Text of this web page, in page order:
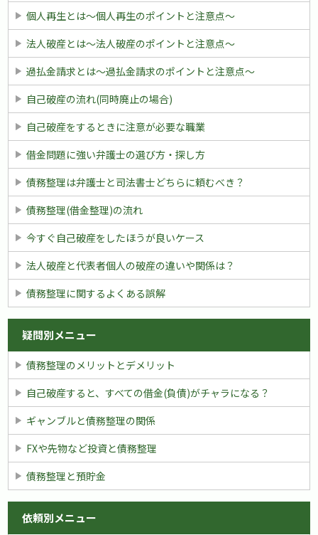
個人再生とは〜個人再生のポイントと注意点〜
法人破産とは〜法人破産のポイントと注意点〜
過払金請求とは〜過払金請求のポイントと注意点〜
自己破産の流れ(同時廃止の場合)
自己破産をするときに注意が必要な職業
借金問題に強い弁護士の選び方・探し方
債務整理は弁護士と司法書士どちらに頼むべき？
債務整理(借金整理)の流れ
今すぐ自己破産をしたほうが良いケース
法人破産と代表者個人の破産の違いや関係は？
債務整理に関するよくある誤解
疑問別メニュー
債務整理のメリットとデメリット
自己破産すると、すべての借金(負債)がチャラになる？
ギャンブルと債務整理の関係
FXや先物など投資と債務整理
債務整理と預貯金
依頼別メニュー